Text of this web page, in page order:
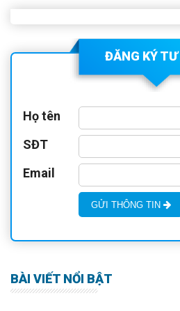
NĂM 2026
ĐĂNG KÝ
Họ tên
SĐT
Email
GỬI THÔNG TIN
BÀI VIẾT NỔI BẬT